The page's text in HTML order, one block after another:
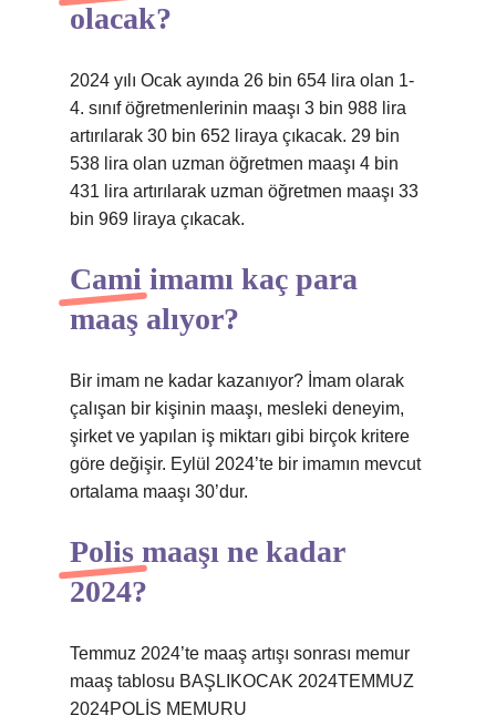
olacak?
2024 yılı Ocak ayında 26 bin 654 lira olan 1-
4. sınıf öğretmenlerinin maaşı 3 bin 988 lira
artırılarak 30 bin 652 liraya çıkacak. 29 bin
538 lira olan uzman öğretmen maaşı 4 bin
431 lira artırılarak uzman öğretmen maaşı 33
bin 969 liraya çıkacak.
Cami imamı kaç para
maaş alıyor?
Bir imam ne kadar kazanıyor? İmam olarak
çalışan bir kişinin maaşı, mesleki deneyim,
şirket ve yapılan iş miktarı gibi birçok kritere
göre değişir. Eylül 2024’te bir imamın mevcut
ortalama maaşı 30’dur.
Polis maaşı ne kadar
2024?
Temmuz 2024’te maaş artışı sonrası memur
maaş tablosu BAŞLIKOCAK 2024TEMMUZ
2024POLİS MEMURU